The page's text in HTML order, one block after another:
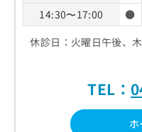
14:30〜17:00
●
休診日：火曜日午後、
TEL：